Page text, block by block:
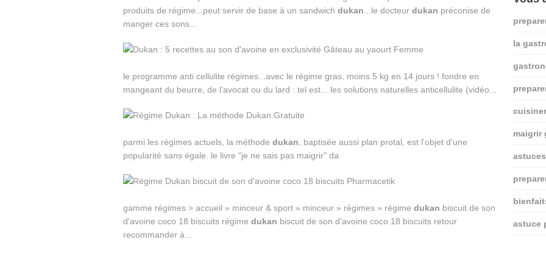
produits de régime...peut servir de base à un sandwich dukan ...le docteur dukan préconise de
manger ces sons...
le programme anti cellulite régimes...avec le régime gras, moins 5 kg en 14 jours ! fondre en
mangeant du beurre, de l’avocat ou du lard : tel est... les solutions naturelles anticellulite (vidéo...
parmi les régimes actuels, la méthode dukan , baptisée aussi plan protal, est l'objet d'une
popularité sans égale. le livre "je ne sais pas maigrir" da
gamme régimes > accueil » minceur & sport » minceur » régimes » régime dukan biscuit de son
d'avoine coco 18 biscuits régime dukan biscuit de son d'avoine coco 18 biscuits retour
recommander à...
la
maigrir
astuce